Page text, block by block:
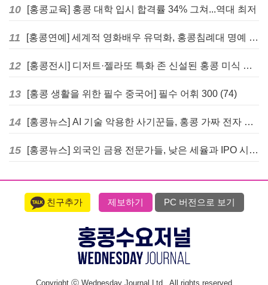
10 [홍콩교육] 홍콩 대학 입시 합격률 34% 그쳐...역대 최저
11 [홍콩연예] 세계적 영화배우 유덕화, 홍콩침례대 명예 박사 학위 받는다
12 [홍콩전시] 디저트·젤라또 특화 존 신설된 홍콩 미식 박람회 다음주 개막
13 [홍콩 생활을 위한 필수 중국어] 필수 어휘 300 (74)
14 [홍콩뉴스] AI 기술 악용한 사기꾼들, 홍콩 가짜 전자 비자 사이트 극성
15 [홍콩뉴스] 외국인 금융 전문가들, 낮은 세율과 IPO 시장 회복에 홍콩으로 '대거 복귀'
친구추가 제보하기 PC 버전으로 보기
Copyright ⓒ Wednesday Journal Ltd., All rights reserved